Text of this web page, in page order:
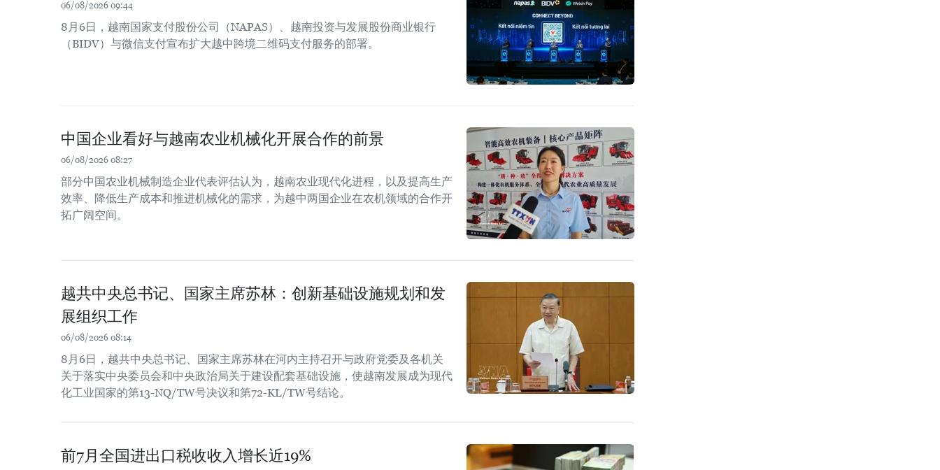
06/08/2026 09:44
8月6日，越南国家支付股份公司（NAPAS）、越南投资与发展股份商业银行
（BIDV）与微信支付宣布扩大越中跨境二维码支付服务的部署。
中国企业看好与越南农业机械化开展合作的前景
06/08/2026 08:27
部分中国农业机械制造企业代表评估认为，越南农业现代化进程，以及提高生产
效率、降低生产成本和推进机械化的需求，为越中两国企业在农机领域的合作开
拓广阔空间。
越共中央总书记、国家主席苏林：创新基础设施规划和发
展组织工作
06/08/2026 08:14
8月6日，越共中央总书记、国家主席苏林在河内主持召开与政府党委及各机关
关于落实中央委员会和中央政治局关于建设配套基础设施，使越南发展成为现代
化工业国家的第13-NQ/TW号决议和第72-KL/TW号结论。
前7月全国进出口税收收入增长近19%